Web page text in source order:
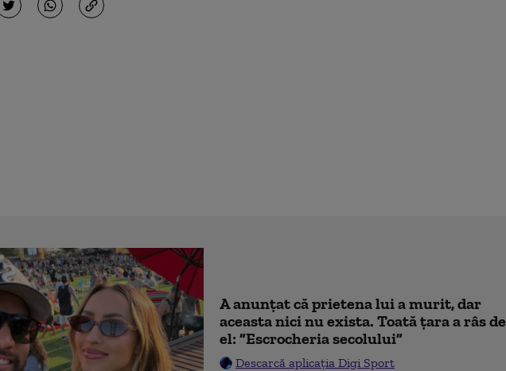
A anunțat că prietena lui a murit, dar
aceasta nici nu exista. Toată țara a râs de
el: ”Escrocheria secolului”
Descarcă aplicația Digi Sport